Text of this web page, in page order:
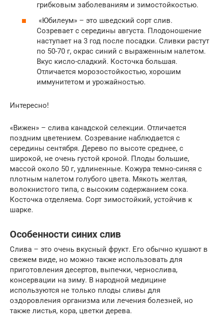
грибковым заболеваниям и зимостойкостью.
«Юбилеум» – это шведский сорт слив.
Созревает с середины августа. Плодоношение
наступает на 3 год после посадки. Сливки растут
по 50-70 г, окрас синий с выраженным налетом.
Вкус кисло-сладкий. Косточка большая.
Отличается морозостойкостью, хорошим
иммунитетом и урожайностью.
Интересно!
«Вижен» – слива канадской селекции. Отличается
поздним цветением. Созревание наблюдается с
середины сентября. Дерево по высоте среднее, с
широкой, не очень густой кроной. Плоды большие,
массой около 50 г, удлиненные. Кожура темно-синяя с
плотным налетом голубого цвета. Мякоть желтая,
волокнистого типа, с высоким содержанием сока.
Косточка отделяема. Сорт зимостойкий, устойчив к
шарке.
Особенности синих слив
Слива – это очень вкусный фрукт. Его обычно кушают в
свежем виде, но можно также использовать для
приготовления десертов, выпечки, чернослива,
консервации на зиму. В народной медицине
используются не только плоды сливы для
оздоровления организма или лечения болезней, но
также листья, кора, цветки дерева.